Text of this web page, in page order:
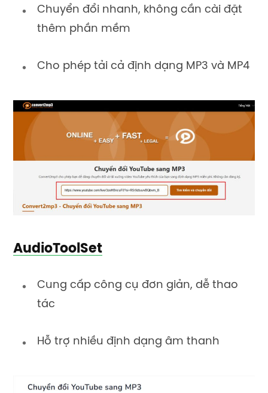
Chuyển đổi nhanh, không cần cài đặt
thêm phần mềm
Cho phép tải cả định dạng MP3 và MP4
AudioToolSet
Cung cấp công cụ đơn giản, dễ thao
tác
Hỗ trợ nhiều định dạng âm thanh